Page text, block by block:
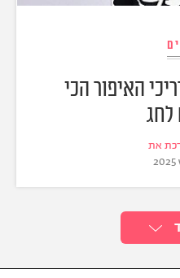
האיפור הכי
לחג
את